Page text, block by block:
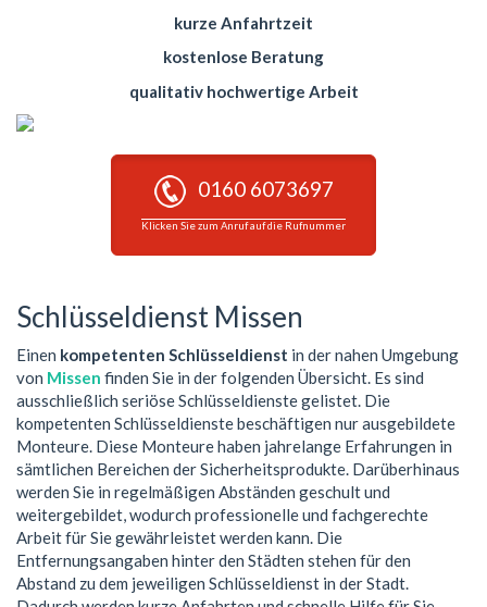
kurze Anfahrtzeit
kostenlose Beratung
qualitativ hochwertige Arbeit
0160 6073697
Klicken Sie zum Anruf auf die Rufnummer
Schlüsseldienst Missen
Einen kompetenten Schlüsseldienst in der nahen Umgebung
von Missen finden Sie in der folgenden Übersicht. Es sind
ausschließlich seriöse Schlüsseldienste gelistet. Die
kompetenten Schlüsseldienste beschäftigen nur ausgebildete
Monteure. Diese Monteure haben jahrelange Erfahrungen in
sämtlichen Bereichen der Sicherheitsprodukte. Darüberhinaus
werden Sie in regelmäßigen Abständen geschult und
weitergebildet, wodurch professionelle und fachgerechte
Arbeit für Sie gewährleistet werden kann. Die
Entfernungsangaben hinter den Städten stehen für den
Abstand zu dem jeweiligen Schlüsseldienst in der Stadt.